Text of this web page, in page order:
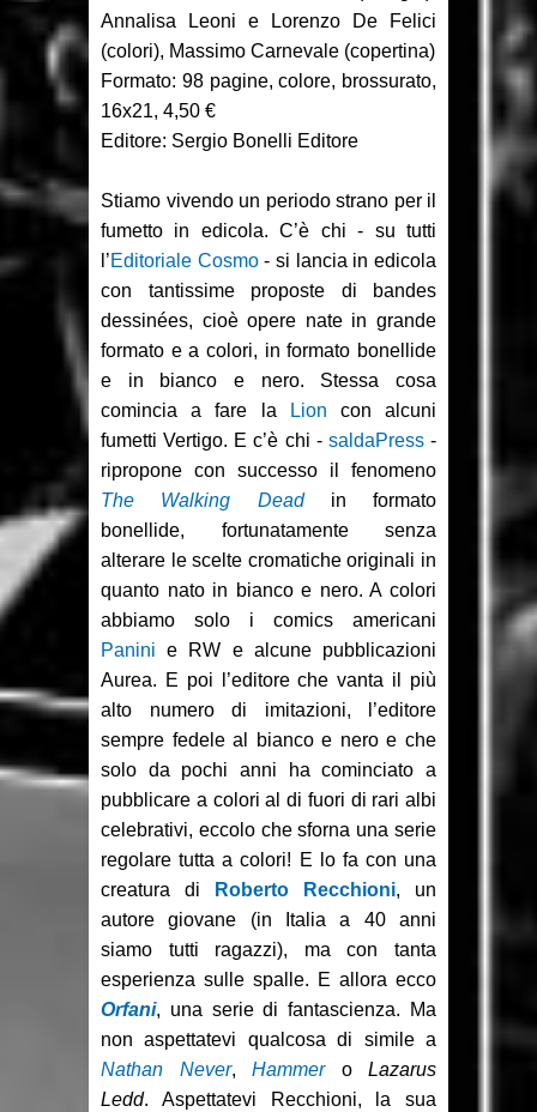
the Children 1-2
Focus: Il Phantom di Sy Barry -
Recensione: Jazz Maynard 1
Annalisa Leoni e Lorenzo De Felici
(colori), Massimo Carnevale (copertina)
Formato: 98 pagine, colore, brossurato,
16x21, 4,50 €
Editore: Sergio Bonelli Editore
Stiamo vivendo un periodo strano per il
fumetto in edicola. C’è chi - su tutti
l’Editoriale Cosmo- si lancia in edicola
con tantissime proposte di bandes
dessinées, cioè opere nate in grande
formato e a colori, in formato bonellide
e in bianco e nero. Stessa cosa
comincia a fare la
Lion con alcuni
fumetti Vertigo. E c’è chi - saldaPress-
ripropone con successo il fenomeno
The Walking Deadin formato
bonellide, fortunatamente senza
alterare le scelte cromatiche originali in
quanto nato in bianco e nero. A colori
abbiamo solo i comics americani
Panini e RW e alcune pubblicazioni
Aurea. E poi l’editore che vanta il più
alto numero di imitazioni, l’editore
sempre fedele al bianco e nero e che
solo da pochi anni ha cominciato a
pubblicare a colori al di fuori di rari albi
celebrativi, eccolo che sforna una serie
regolare tutta a colori! E lo fa con una
creatura di
Roberto Recchioni, un
autore giovane (in Italia a 40 anni
siamo tutti ragazzi), ma con tanta
esperienza sulle spalle. E allora ecco
Orfani, una serie di fantascienza. Ma
non aspettatevi qualcosa di simile a
Nathan Never, Hammero Lazarus
Ledd. Aspettatevi Recchioni, la sua